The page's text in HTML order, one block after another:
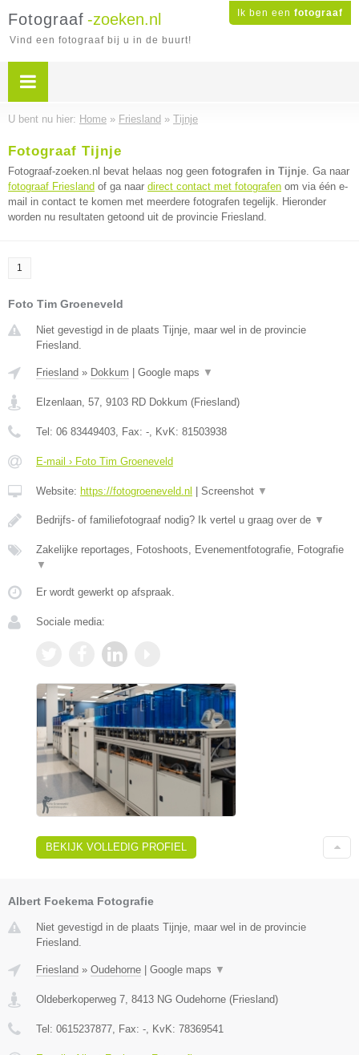
Ik ben een fotograaf
Fotograaf -zoeken.nl
Vind een fotograaf bij u in de buurt!
U bent nu hier: Home » Friesland » Tijnje
Fotograaf Tijnje
Fotograaf-zoeken.nl bevat helaas nog geen fotografen in Tijnje. Ga naar
fotograaf Friesland of ga naar direct contact met fotografen om via één e-
mail in contact te komen met meerdere fotografen tegelijk. Hieronder
worden nu resultaten getoond uit de provincie Friesland.
1
Foto Tim Groeneveld
Niet gevestigd in de plaats Tijnje, maar wel in de provincie
Friesland.
Friesland » Dokkum Google maps ▼
Elzenlaan, 57, 9103 RD Dokkum (Friesland)
Tel: 06 83449403, Fax: -, KvK: 81503938
E-mail › Foto Tim Groeneveld
Website: https://fotogroeneveld.nl Screenshot ▼
Bedrijfs- of familiefotograaf nodig? Ik vertel u graag over de ▼
Zakelijke reportages, Fotoshoots, Evenementfotografie, Fotografie
▼
Er wordt gewerkt op afspraak.
Sociale media:
BEKIJK VOLLEDIG PROFIEL
Albert Foekema Fotografie
Niet gevestigd in de plaats Tijnje, maar wel in de provincie
Friesland.
Friesland » Oudehorne | Google maps ▼
Oldeberkoperweg 7 8413 NG Oudehorne (Friesland)
Tel: 0615237877 , Fax: - , KvK: 78369541